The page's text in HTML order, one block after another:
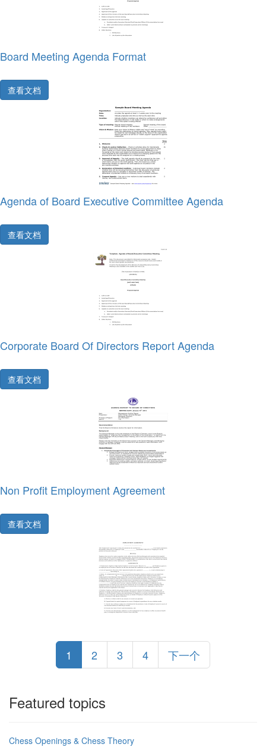
Board Meeting Agenda Format
查看文档
Agenda of Board Executive Committee Agenda
查看文档
Corporate Board Of Directors Report Agenda
查看文档
Non Profit Employment Agreement
查看文档
1 2 3 4 下一个
Featured topics
Chess Openings & Chess Theory